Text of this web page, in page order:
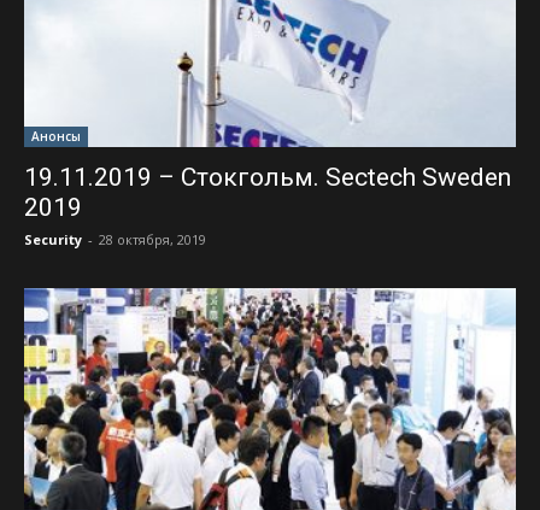
Анонсы
19.11.2019 – Стокгольм. Sectech Sweden
2019
Security - 28 октября, 2019